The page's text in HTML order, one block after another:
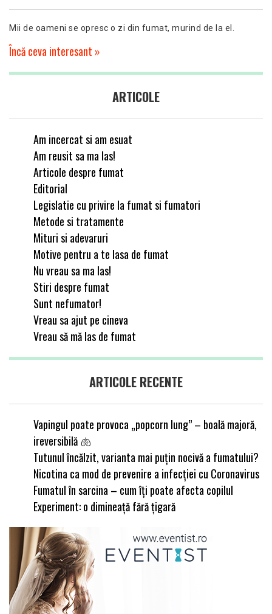
Mii de oameni se opresc o zi din fumat, murind de la el.
Încă ceva interesant »
ARTICOLE
Am incercat si am esuat
Am reusit sa ma las!
Articole despre fumat
Editorial
Legislatie cu privire la fumat si fumatori
Metode si tratamente
Mituri si adevaruri
Motive pentru a te lasa de fumat
Nu vreau sa ma las!
Stiri despre fumat
Sunt nefumator!
Vreau sa ajut pe cineva
Vreau să mă las de fumat
ARTICOLE RECENTE
Vapingul poate provoca „popcorn lung” – boală majoră,
ireversibilă 🫁
Tutunul încălzit, varianta mai puțin nocivă a fumatului?
Nicotina ca mod de prevenire a infecției cu Coronavirus
Fumatul în sarcina – cum îți poate afecta copilul
Experiment: o dimineață fără țigară